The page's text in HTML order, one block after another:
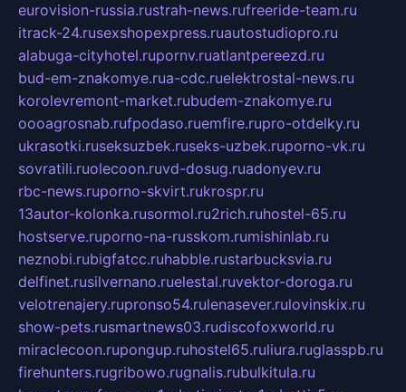
eurovision-russia.rustrah-news.rufreeride-team.ru
itrack-24.rusexshopexpress.ruautostudiopro.ru
alabuga-cityhotel.rupornv.ruatlantpereezd.ru
bud-em-znakomye.rua-cdc.ruelektrostal-news.ru
korolevremont-market.rubudem-znakomye.ru
oooagrosnab.rufpodaso.ruemfire.rupro-otdelky.ru
ukrasotki.ruseksuzbek.ruseks-uzbek.ruporno-vk.ru
sovratili.ruolecoon.ruvd-dosug.ruadonyev.ru
rbc-news.ruporno-skvirt.rukrospr.ru
13autor-kolonka.rusormol.ru2rich.ruhostel-65.ru
hostserve.ruporno-na-russkom.rumishinlab.ru
neznobi.rubigfatcc.ruhabble.rustarbucksvia.ru
delfinet.rusilvernano.ruelestal.ruvektor-doroga.ru
velotrenajery.rupronso54.rulenasever.rulovinskix.ru
show-pets.rusmartnews03.rudiscofoxworld.ru
miraclecoon.rupongup.ruhostel65.ruliura.ruglasspb.ru
firehunters.rugribowo.rugnalis.rubulkitula.ru